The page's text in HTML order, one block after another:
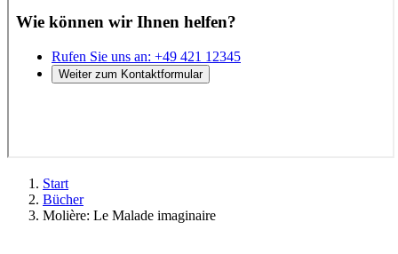
Start
Bücher
Molière: Le Malade imaginaire